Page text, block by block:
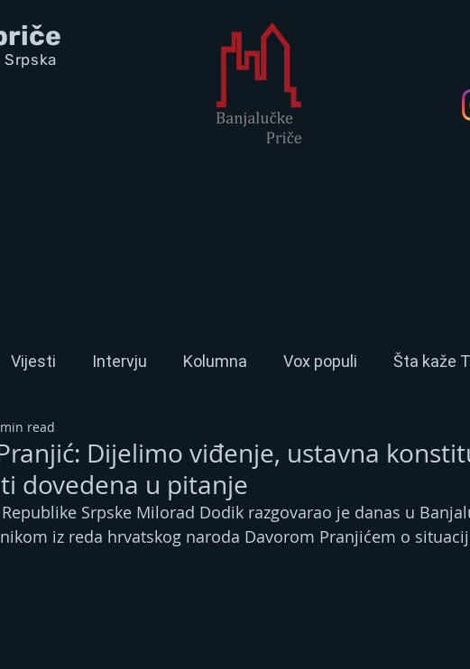
Srpska
Vijesti Intervju Kolumna Vox populi Šta kaže
Dijelimo viđenje, ustavna
dovedena u pitanje
read
Srpske Milorad Dodik razgovarao je danas u
iz reda hrvatskog naroda Davorom Pranjićem o